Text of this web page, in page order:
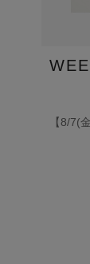
【8/7(